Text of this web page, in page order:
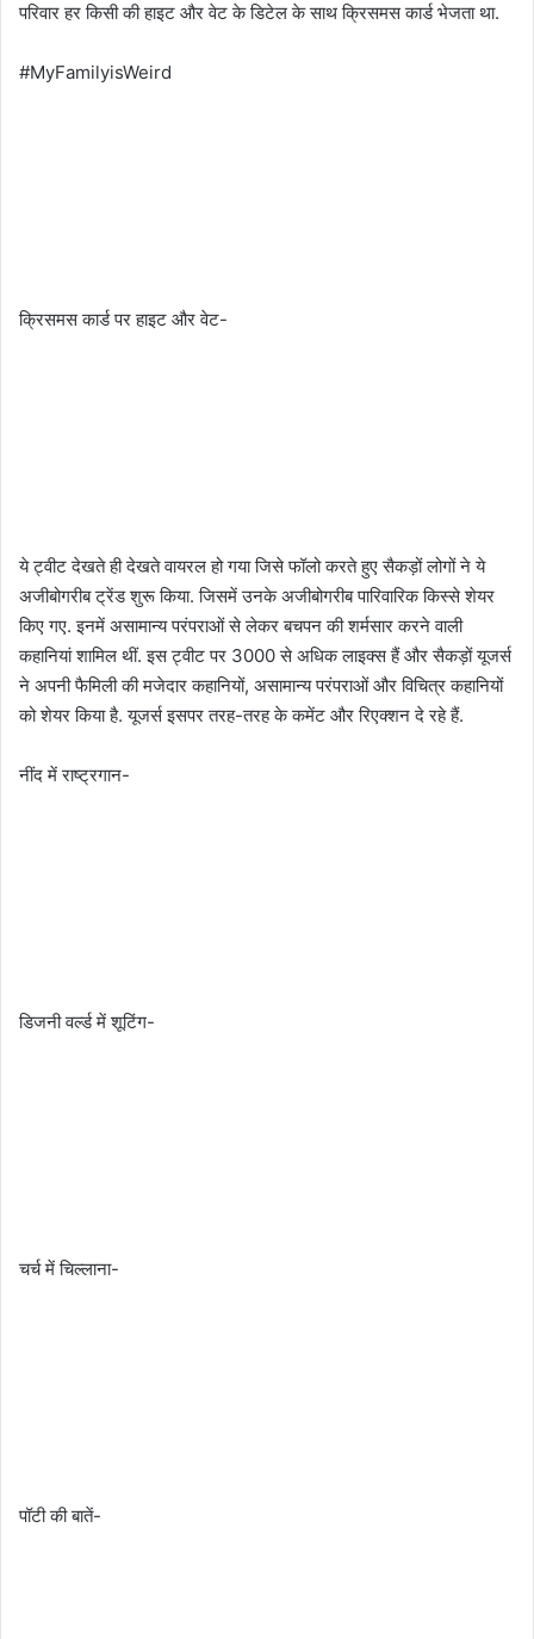
परिवार हर किसी की हाइट और वेट के डिटेल के साथ क्रिसमस कार्ड भेजता था.
#MyFamilyisWeird
क्रिसमस कार्ड पर हाइट और वेट-
ये ट्वीट देखते ही देखते वायरल हो गया जिसे फॉलो करते हुए सैकड़ों लोगों ने ये
अजीबोगरीब ट्रेंड शुरू किया. जिसमें उनके अजीबोगरीब पारिवारिक किस्से शेयर
किए गए. इनमें असामान्य परंपराओं से लेकर बचपन की शर्मसार करने वाली
कहानियां शामिल थीं. इस ट्वीट पर 3000 से अधिक लाइक्स हैं और सैकड़ों यूजर्स
ने अपनी फैमिली की मजेदार कहानियों, असामान्य परंपराओं और विचित्र कहानियों
को शेयर किया है. यूजर्स इसपर तरह-तरह के कमेंट और रिएक्शन दे रहे हैं.
नींद में राष्ट्रगान-
डिजनी वर्ल्ड में शूटिंग-
चर्च में चिल्लाना-
पॉटी की बातें-